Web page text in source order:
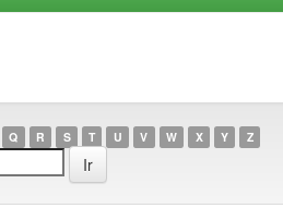
Q R S T U V W X Y Z